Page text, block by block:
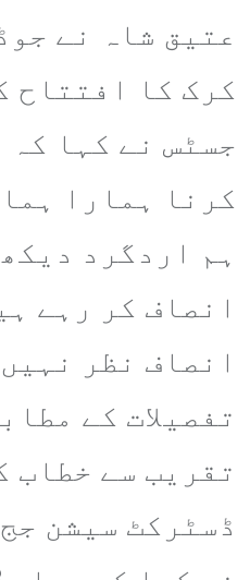
عتیق شاہ نے
کرک کا افتتاح
جسٹس نے کہا کہ
کرنا ہمارا
ہم اردگرد
انصاف کر رہے
انصاف نظر
تفصیلات کے
تقریب سے خطاب
ڈسٹرکٹ سیشن